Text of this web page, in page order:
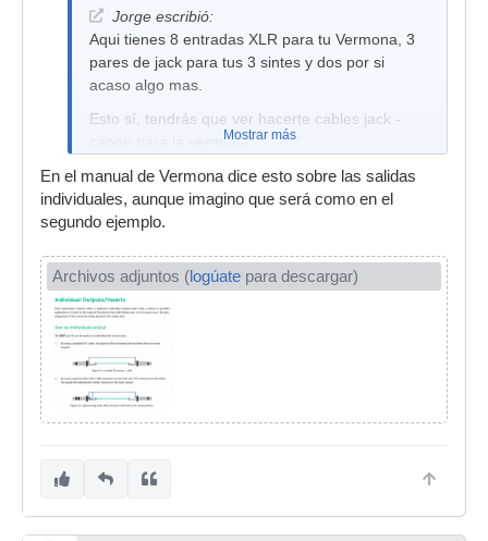
Jorge escribió:
Aqui tienes 8 entradas XLR para tu Vermona, 3
pares de jack para tus 3 sintes y dos por si
acaso algo mas.
Esto sí, tendrás que ver hacerte cables jack -
canon para la vermona.
Y bajarle el volumen para que no clipee, porque
son entradas de microfono.
Mostrar más
En el manual de Vermona dice esto sobre las salidas
individuales, aunque imagino que será como en el
segundo ejemplo.
Archivos adjuntos (logúate para descargar)